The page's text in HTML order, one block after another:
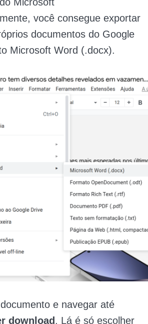
você consegue exportar
documentos do Google
Microsoft Word (.docx).
e navegar até
download . Lá é só escolher